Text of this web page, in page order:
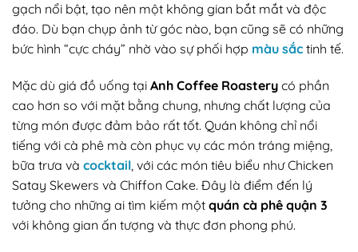
gạch nổi bật, tạo nên một không gian bắt mắt và độc
đáo. Dù bạn chụp ảnh từ góc nào, bạn cũng sẽ có những
bức hình “cực cháy” nhờ vào sự phối hợp màu sắc tinh tế.
Mặc dù giá đồ uống tại Anh Coffee Roastery có phần
cao hơn so với mặt bằng chung, nhưng chất lượng của
từng món được đảm bảo rất tốt. Quán không chỉ nổi
tiếng với cà phê mà còn phục vụ các món tráng miệng,
bữa trưa và cocktail, với các món tiêu biểu như Chicken
Satay Skewers và Chiffon Cake. Đây là điểm đến lý
tưởng cho những ai tìm kiếm một quán cà phê quận 3
với không gian ấn tượng và thực đơn phong phú.